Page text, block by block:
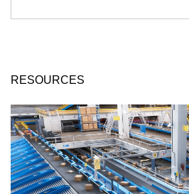
RESOURCES